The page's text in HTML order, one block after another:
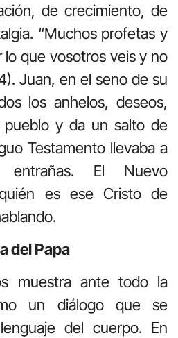
de crecimiento, de
“Muchos profetas y
lo que vosotros veis y no
Juan, en el seno de su
los anhelos, deseos,
pueblo y da un salto de
Testamento llevaba a
El Nuevo
es ese Cristo de
del Papa
muestra ante todo la
un diálogo que se
del cuerpo. En